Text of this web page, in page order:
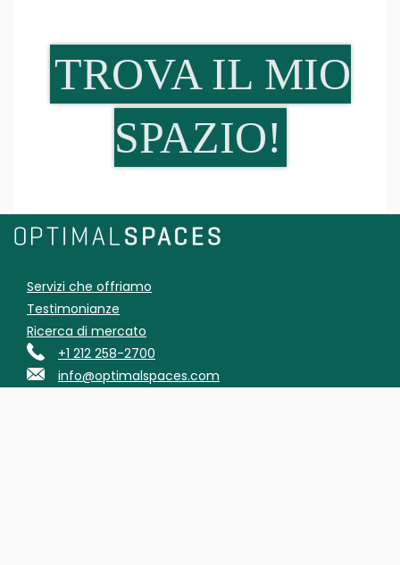
TROVA IL MIO
SPAZIO!
Servizi che offriamo
Testimonianze
Ricerca di mercato
+1 212 258-2700
info@optimalspaces.com